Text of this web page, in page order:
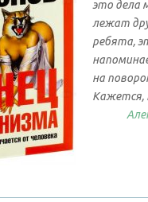
это дела
лежат
ребята,
на
Кажется,